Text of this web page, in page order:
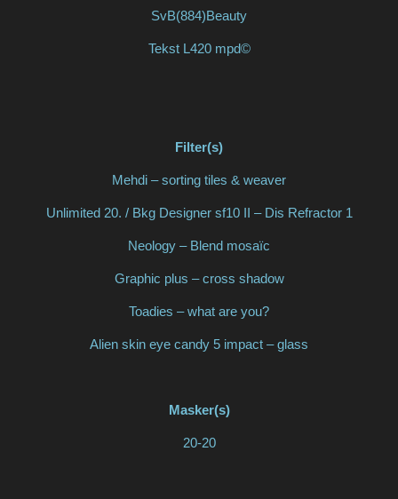
SvB(884)Beauty
Tekst L420 mpd©
Filter(s)
Mehdi – sorting tiles & weaver
Unlimited 20. / Bkg Designer sf10 II – Dis Refractor 1
Neology – Blend mosaïc
Graphic plus – cross shadow
Toadies – what are you?
Alien skin eye candy 5 impact – glass
Masker(s)
20-20